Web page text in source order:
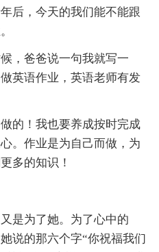
后，今天的我们能不能跟
，爸爸说一句我就写一
英语作业，英语老师有发
的！我也要养成按时完成
。作业是为自己而做，为
多的知识！
是为了她。为了心中的
说的那六个字“你祝福我们